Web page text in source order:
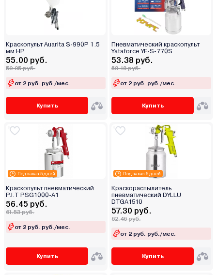
Краскопульт Auarita S-990P 1.5
мм HP
55.00 руб.
59.95 руб.
от 2 руб. руб./мес.
Купить
Пневматический краскопульт
Yataforce YF-S-770S
53.38 руб.
58.18 руб.
от 2 руб. руб./мес.
Купить
Под заказ 5 дней
Краскопульт пневматический
P.I.T PSG1000-A1
56.45 руб.
61.53 руб.
от 2 руб. руб./мес.
Купить
Под заказ 5 дней
Краскораспылитель
пневматический DYLLU
DTGA1510
57.30 руб.
62.46 руб.
от 2 руб. руб./мес.
Купить